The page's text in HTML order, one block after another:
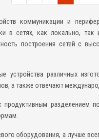
коммуникации и
в сетях, как локально,
построения сетей с
различных
а также отвечают
разделением
оборудования, а лучше